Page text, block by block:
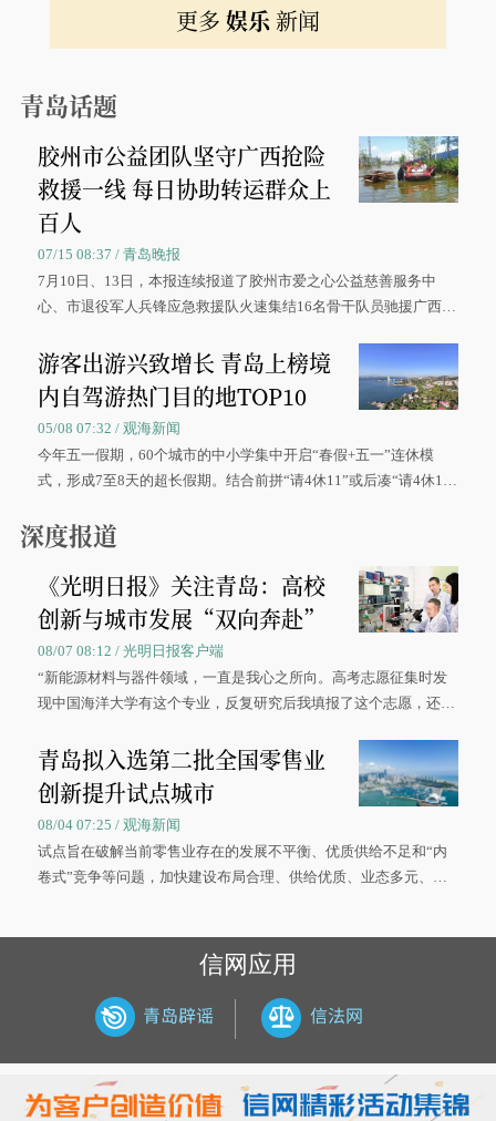
更多 娱乐新闻
青岛话题
胶州市公益团队坚守广西抢险
救援一线 每日协助转运群众上
百人
07/15 08:37 / 青岛晚报
7月10日、13日，本报连续报道了胶州市爱之心公益慈善服务中
心、市退役军人兵锋应急救援队火速集结16名骨干队员驰援广西灾
游客出游兴致增长 青岛上榜境
内自驾游热门目的地TOP10
05/08 07:32 / 观海新闻
今年五一假期，60个城市的中小学集中开启“春假+五一”连休模
式，形成7至8天的超长假期。结合前拼“请4休11”或后凑“请4休1
深度报道
《光明日报》关注青岛：高校
创新与城市发展“双向奔赴”
08/07 08:12 / 光明日报客户端
“新能源材料与器件领域，一直是我心之所向。高考志愿征集时发
现中国海洋大学有这个专业，反复研究后我填报了这个志愿，还真
大学材料科学与工程学院材料类专业的录取通知书。
青岛拟入选第二批全国零售业
创新提升试点城市
08/04 07:25 / 观海新闻
试点旨在破解当前零售业存在的发展不平衡、优质供给不足和“内
卷式”竞争等问题，加快建设布局合理、供给优质、业态多元、智
信网应用